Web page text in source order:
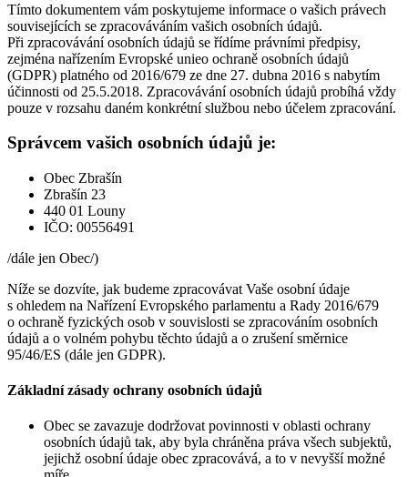
Tímto dokumentem vám poskytujeme informace o vašich právech
souvisejících se zpracováváním vašich osobních údajů.
Při zpracovávání osobních údajů se řídíme právními předpisy,
zejména nařízením Evropské unieo ochraně osobních údajů
(GDPR) platného od 2016/679 ze dne 27. dubna 2016 s nabytím
účinnosti od 25.5.2018. Zpracovávání osobních údajů probíhá vždy
pouze v rozsahu daném konkrétní službou nebo účelem zpracování.
Správcem vašich osobních údajů je:
Obec Zbrašín
Zbrašín 23
440 01 Louny
IČO: 00556491
/dále jen Obec/)
Níže se dozvíte, jak budeme zpracovávat Vaše osobní údaje
s ohledem na Nařízení Evropského parlamentu a Rady 2016/679
o ochraně fyzických osob v souvislosti se zpracováním osobních
údajů a o volném pohybu těchto údajů a o zrušení směrnice
95/46/ES (dále jen GDPR).
Základní zásady ochrany osobních údajů
Obec se zavazuje dodržovat povinnosti v oblasti ochrany
osobních údajů tak, aby byla chráněna práva všech subjektů,
jejichž osobní údaje obec zpracovává, a to v nevyšší možné